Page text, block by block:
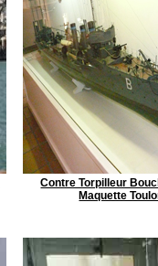
Contre Torpilleur
Maquette